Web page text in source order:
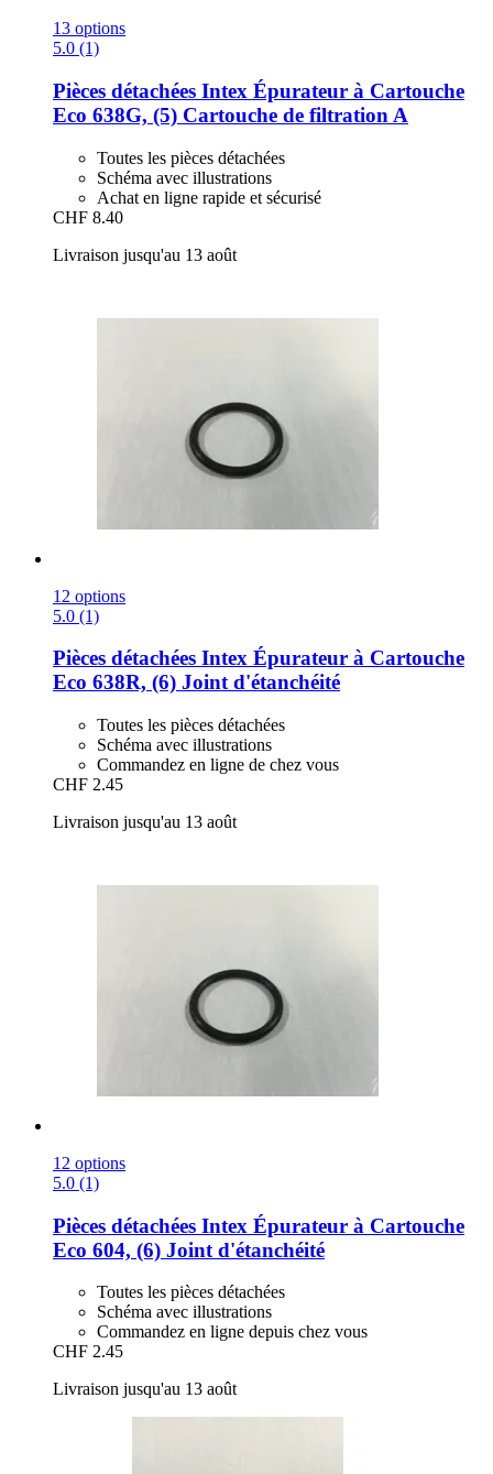
13 options
5.0 (1)
Pièces détachées Intex Épurateur à Cartouche
Eco 638G, (5) Cartouche de filtration A
Toutes les pièces détachées
Schéma avec illustrations
Achat en ligne rapide et sécurisé
CHF 8.40
Livraison jusqu'au 13 août
12 options
5.0 (1)
Pièces détachées Intex Épurateur à Cartouche
Eco 638R, (6) Joint d'étanchéité
Toutes les pièces détachées
Schéma avec illustrations
Commandez en ligne de chez vous
CHF 2.45
Livraison jusqu'au 13 août
12 options
5.0 (1)
Pièces détachées Intex Épurateur à Cartouche
Eco 604, (6) Joint d'étanchéité
Toutes les pièces détachées
Schéma avec illustrations
Commandez en ligne depuis chez vous
CHF 2.45
Livraison jusqu'au 13 août